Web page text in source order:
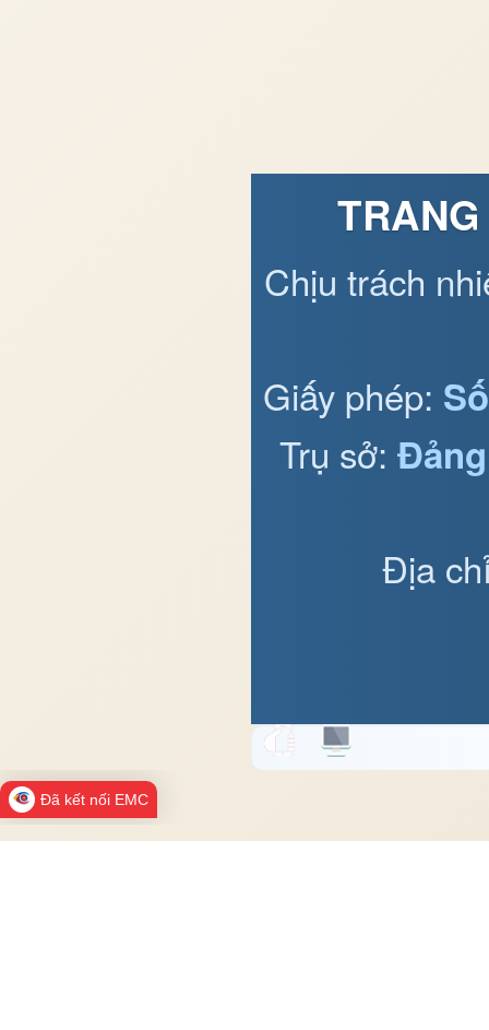
Chịu trách
Giấy phép:
Trụ sở:
Địa
Đã kết nối EMC